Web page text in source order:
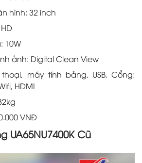
hình: 32 inch
10W
ảnh: Digital Clean View
máy tính bảng, USB, Cổng:
HDMI
VNĐ
UA65NU7400K Cũ